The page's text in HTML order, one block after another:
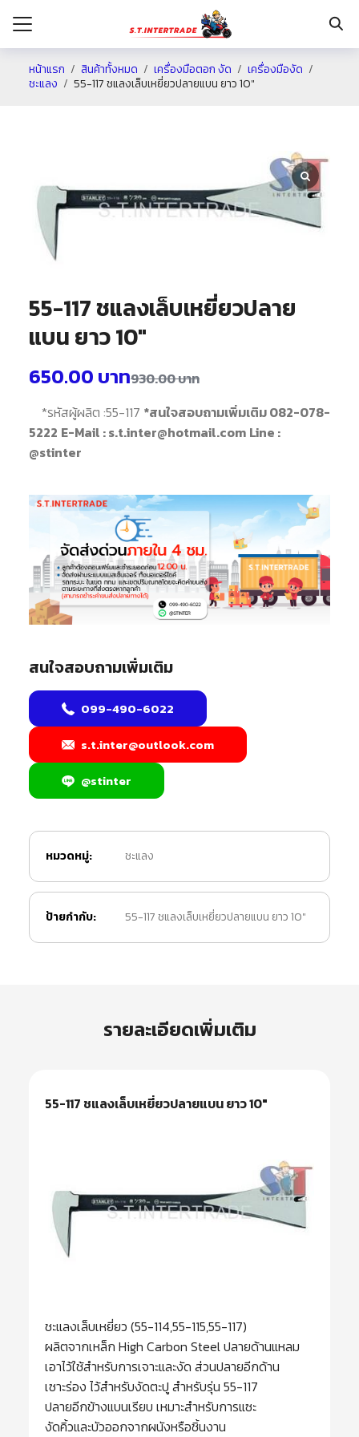
หน้าแรก สินค้าทั้งหมด เครื่องมือตอก งัด
เครื่องมืองัด
ชะแลง
55-117 ชแลงเล็บเหยี่ยวปลายแบน ยาว 10″
55-117 ชแลงเล็บเหยี่ยวปลาย
แบน ยาว 10″
930.00บาท
650.00 บาท
*รหัสผู้ผลิต :55-117 *สนใจสอบถามเพิ่มเติม 082-078-
5222 E-Mail : s.t.inter@hotmail.com Line :
@stinter
สนใจสอบถามเพิ่มเติม
099-490-6022
s.t.inter@outlook.com
@stinter
หมวดหมู่: ชะแลง
ป้ายกำกับ: 55-117 ชแลงเล็บเหยี่ยวปลายแบน ยาว 10"
รายละเอียดเพิ่มเติม
55-117 ชแลงเล็บเหยี่ยวปลายแบน ยาว 10″
ชะแลงเล็บเหยี่ยว (55-114,55-115,55-117)
ผลิตจากเหล็ก High Carbon Steel ปลายด้านแหลม
เอาไว้ใช้สำหรับการเจาะและงัด ส่วนปลายอีกด้าน
เซาะร่อง ไว้สำหรับงัดตะปู สำหรับรุ่น 55-117
ปลายอีกข้างแบนเรียบ เหมาะสำหรับการแซะ
งัดคิ้วและบัวออกจากผนังหรือชิ้นงาน